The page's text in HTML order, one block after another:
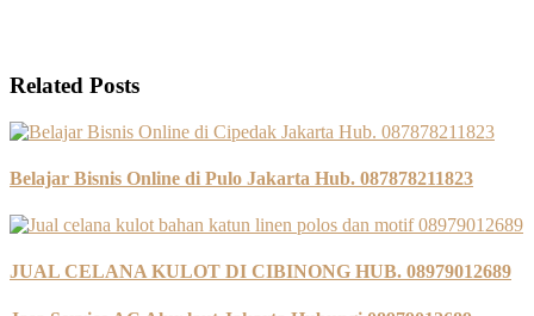
Related Posts
Belajar Bisnis Online di Pulo Jakarta Hub. 087878211823
JUAL CELANA KULOT DI CIBINONG HUB. 08979012689